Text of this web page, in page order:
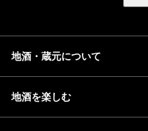
地酒・蔵元について
地酒を楽しむ